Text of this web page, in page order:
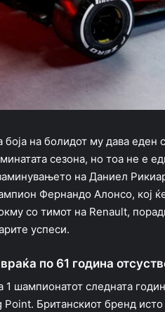
боја на болидот му дава
сезона, но тоа не е
на Даниел
Фернандо Алонсо, кој
со тимот на Renault,
успеси.
по 61 година
1 шампионатот следната
Британскиот бренд